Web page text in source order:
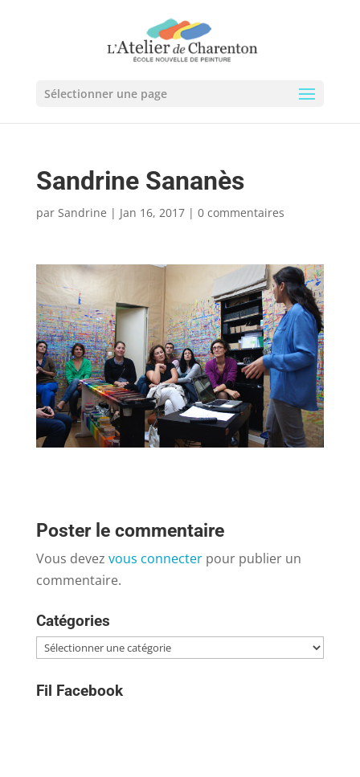
Sélectionner une page
Sandrine Sananès
par Sandrine | Jan 16, 2017| 0 commentaires
Poster le commentaire
Vous devez vous connecterpour publier un
commentaire.
Catégories
Catégories
Fil Facebook